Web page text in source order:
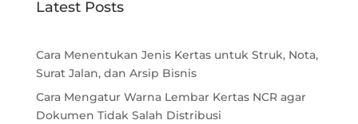
Latest Posts
Cara Menentukan Jenis Kertas untuk Struk, Nota,
Surat Jalan, dan Arsip Bisnis
Cara Mengatur Warna Lembar Kertas NCR agar
Dokumen Tidak Salah Distribusi